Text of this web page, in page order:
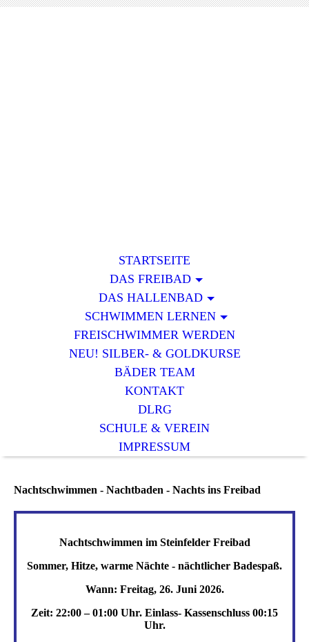
STARTSEITE
DAS FREIBAD
DAS HALLENBAD
SCHWIMMEN LERNEN
FREISCHWIMMER WERDEN
NEU! SILBER- & GOLDKURSE
BÄDER TEAM
KONTAKT
DLRG
SCHULE & VEREIN
IMPRESSUM
Nachtschwimmen - Nachtbaden - Nachts ins Freibad
Nachtschwimmen im Steinfelder Freibad
Sommer, Hitze, warme Nächte - nächtlicher Badespaß.
Wann: Freitag, 26. Juni 2026.
Zeit: 22:00 – 01:00 Uhr. Einlass- Kassenschluss 00:15
Uhr.